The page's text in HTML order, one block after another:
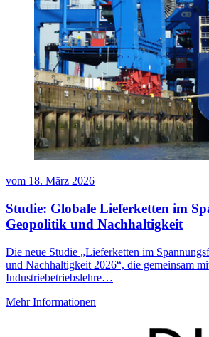
vom 18. März 2026
Studie: Globale Lieferketten im
Geopolitik und Nachhaltigkeit
Die neue Studie „Lieferketten im
und Nachhaltigkeit 2026“, die gemeinsam
Industriebetriebslehre…
Mehr Informationen